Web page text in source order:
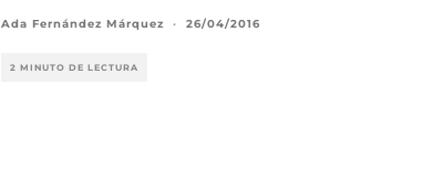
Ada Fernández Márquez · 26/04/2016
2 MINUTO DE LECTURA